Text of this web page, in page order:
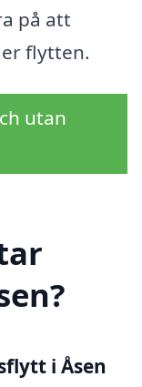
på att
flytten.
utan
i Åsen